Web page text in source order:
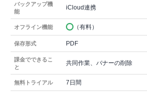
バックアップ機
能
iCloud連携
オフライン機能 （有料）
保存形式 PDF
課金でできるこ
と
共同作業、バナーの削除
無料トライアル 7日間